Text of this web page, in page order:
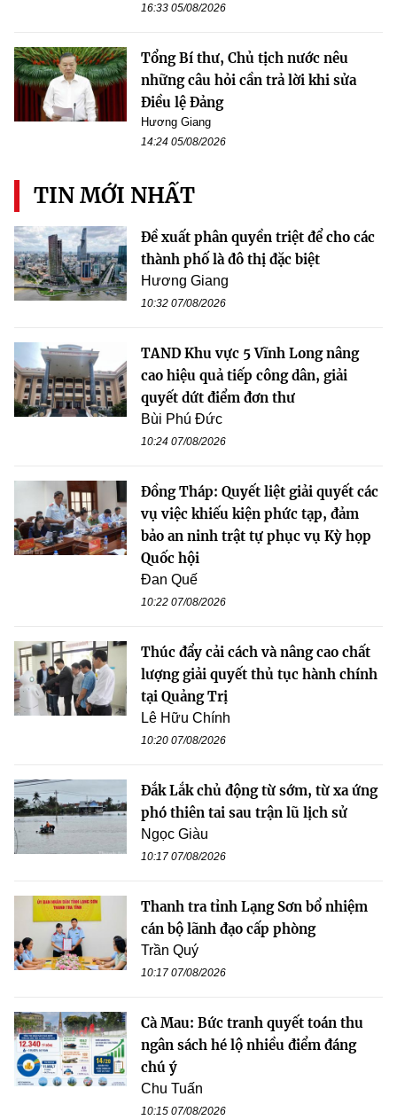
16:33 05/08/2026
Tổng Bí thư, Chủ tịch nước nêu
những câu hỏi cần trả lời khi sửa
Điều lệ Đảng
Hương Giang
14:24 05/08/2026
TIN MỚI NHẤT
Đề xuất phân quyền triệt để cho các
thành phố là đô thị đặc biệt
Hương Giang
10:32 07/08/2026
TAND Khu vực 5 Vĩnh Long nâng
cao hiệu quả tiếp công dân, giải
quyết dứt điểm đơn thư
Bùi Phú Đức
10:24 07/08/2026
Đồng Tháp: Quyết liệt giải quyết các
vụ việc khiếu kiện phức tạp, đảm
bảo an ninh trật tự phục vụ Kỳ họp
Quốc hội
Đan Quế
10:22 07/08/2026
Thúc đẩy cải cách và nâng cao chất
lượng giải quyết thủ tục hành chính
tại Quảng Trị
Lê Hữu Chính
10:20 07/08/2026
Đắk Lắk chủ động từ sớm, từ xa ứng
phó thiên tai sau trận lũ lịch sử
Ngọc Giàu
10:17 07/08/2026
Thanh tra tỉnh Lạng Sơn bổ nhiệm
cán bộ lãnh đạo cấp phòng
Trần Quý
10:17 07/08/2026
Cà Mau: Bức tranh quyết toán thu
ngân sách hé lộ nhiều điểm đáng
chú ý
Chu Tuấn
10:15 07/08/2026